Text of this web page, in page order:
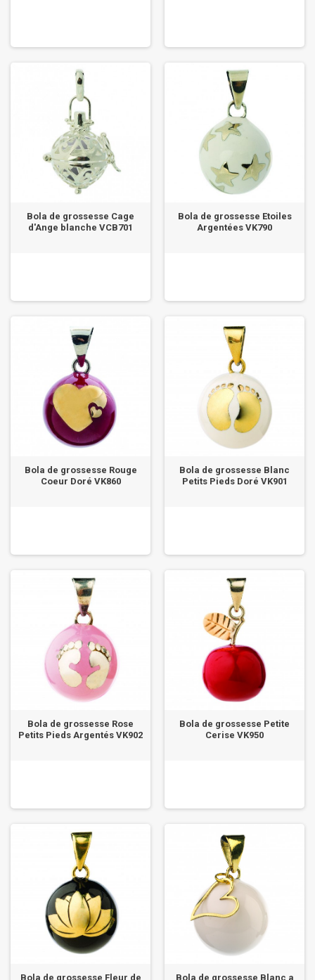
Bola de grossesse Cage
d'Ange blanche VCB701
Bola de grossesse Etoiles
Argentées VK790
Bola de grossesse Rouge
Coeur Doré VK860
Bola de grossesse Blanc
Petits Pieds Doré VK901
Bola de grossesse Rose
Petits Pieds Argentés VK902
Bola de grossesse Petite
Cerise VK950
Bola de grossesse Fleur de Bola de grossesse Blanc a